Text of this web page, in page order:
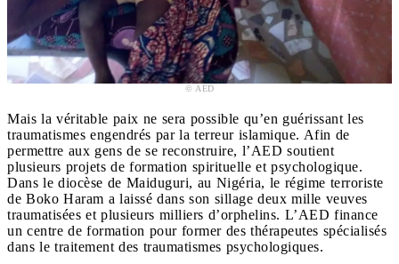
© AED
Mais la véritable paix ne sera possible qu’en guérissant les
traumatismes engendrés par la terreur islamique. Afin de
permettre aux gens de se reconstruire, l’AED soutient
plusieurs projets de formation spirituelle et psychologique.
Dans le diocèse de Maiduguri, au Nigéria, le régime terroriste
de Boko Haram a laissé dans son sillage deux mille veuves
traumatisées et plusieurs milliers d’orphelins. L’AED finance
un centre de formation pour former des thérapeutes spécialisés
dans le traitement des traumatismes psychologiques.